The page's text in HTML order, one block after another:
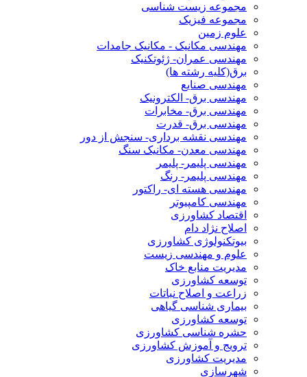
مجموعه زیست شناسی
مجموعه فیزیک
علوم زمین
مهندسی مکانیک - مکانیک جامدات
مهندسی عمران- ژئوتکنیک
برق(کلیه رشته ها)
مهندسی صنایع
مهندسی برق- الکترونیک
مهندسی برق- مخابرات
مهندسی برق- قدرت
مهندسی نقشه برداری- سنجش از دور
مهندسی معدن- مکانیک سنگ
مهندسی پلیمر- پلیمر
مهندسی پلیمر- رنگ
مهندسی هسته ای- راکتور
مهندسی کامپیوتر
اقتصاد کشاورزی
اصلاح نژاد دام
بیوتکنولوژی کشاورزی
علوم و مهندسی زیست
مدیریت منابع خاک
توسعه کشاورزی
زراعت و اصلاح نباتات
بیماری شناسی گیاهی
توسعه کشاورزی
حشره شناسی کشاورزی
ترویج و آموزش کشاورزی
مدیریت کشاورزی
شهرسازی